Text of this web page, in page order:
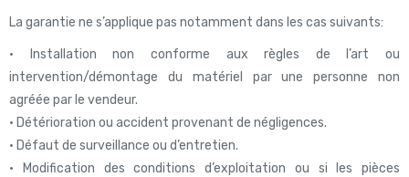
La garantie ne s’applique pas notamment dans les cas suivants:
• Installation non conforme aux règles de l’art ou
intervention/démontage du matériel par une personne non
agréée par le vendeur.
• Détérioration ou accident provenant de négligences.
• Défaut de surveillance ou d’entretien.
• Modification des conditions d’exploitation ou si les pièces